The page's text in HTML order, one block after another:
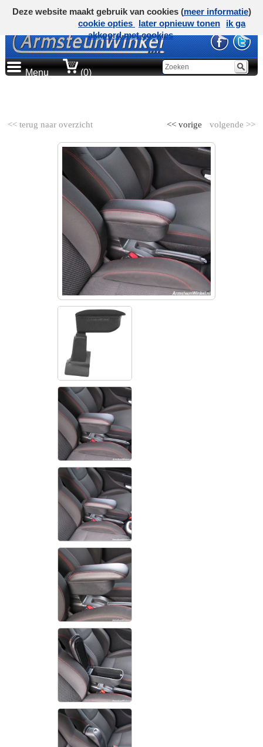
Menu (0)
<< terug naar overzicht volgende >>
<< vorige
Deze website maakt gebruik van cookies (meer informatie)
cookie opties
later opnieuw tonen
ik ga
akkoord met cookies